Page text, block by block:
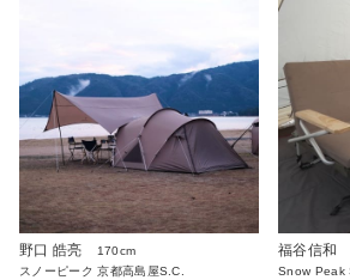
野口 皓亮
170cm
スノーピーク 京都高島屋S.C.
福谷信和
Snow Peak